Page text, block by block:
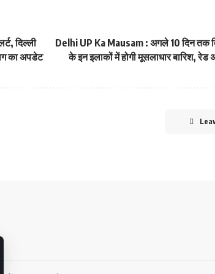
दिल्ली
का अपडेट
Delhi UP Ka Mausam : अगले 10 दिन तक
के इन इलाकों में होगी मूसलाधार बारिश, रेड